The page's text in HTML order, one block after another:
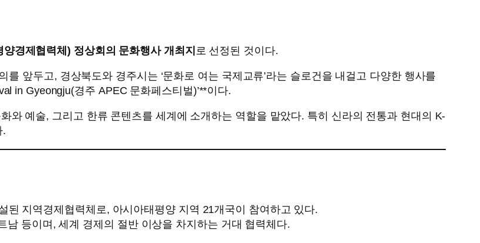
경제협력체) 정상회의 문화행사 개최지 로 선정된 것이다.
앞두고, 경상북도와 경주시는 ‘문화로 여는 국제교류’라는 슬로건을 내걸고 다양한 행사를
in Gyeongju(경주 APEC 문화페스티벌)’**이다.
와 예술, 그리고 한류 콘텐츠를 세계에 소개하는 역할을 맡았다. 특히 신라의 전통과 현대의 K-
.
된 지역경제협력체로, 아시아태평양 지역 21개국이 참여하고 있다.
등이며, 세계 경제의 절반 이상을 차지하는 거대 협력체다.